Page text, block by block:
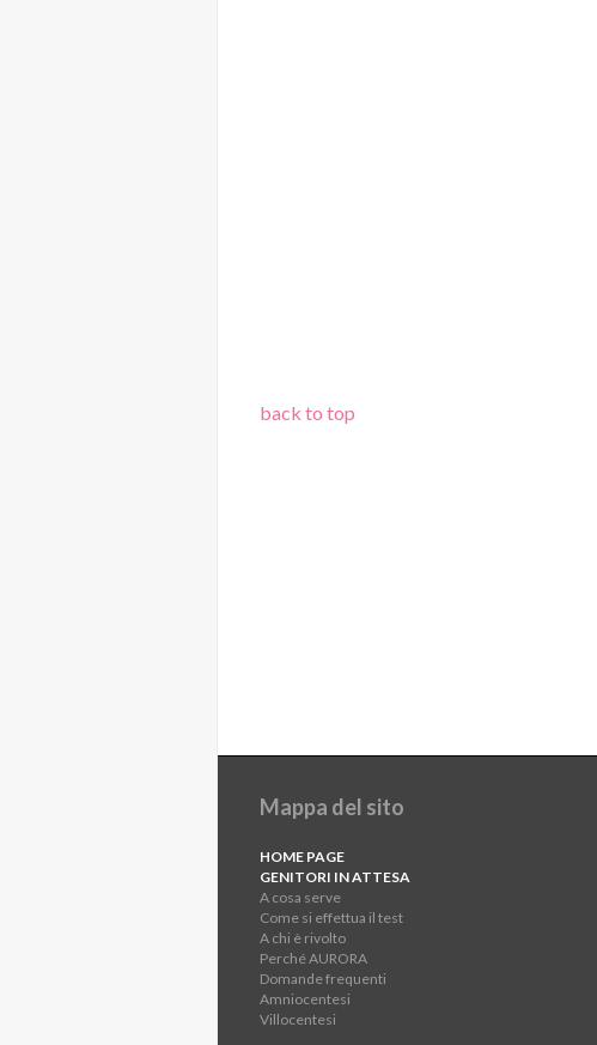
back to top
Mappa del sito
HOME PAGE
GENITORI IN ATTESA
A cosa serve
Come si effettua il test
A chi è rivolto
Perché AURORA
Domande frequenti
Amniocentesi
Villocentesi